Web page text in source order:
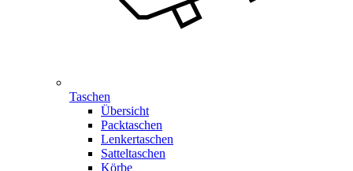
Taschen
Übersicht
Packtaschen
Lenkertaschen
Satteltaschen
Körbe